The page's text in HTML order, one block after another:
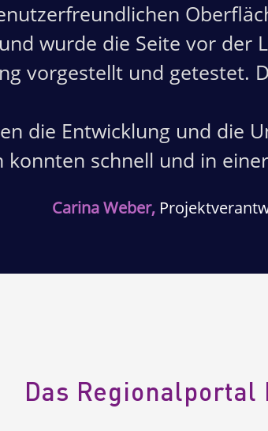
wurde die Seite vor der
vorgestellt und getestet.
die Entwicklung und die
konnten schnell und in
Carina Weber,
Das